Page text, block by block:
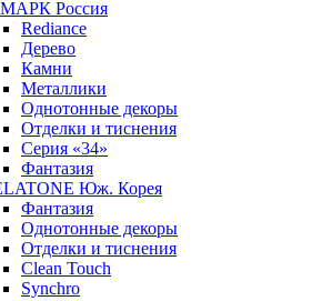
Россия
Rediance
Дерево
Камни
Металлики
Однотонные декоры
Отделки и тиснения
Серия «34»
Фантазия
Юж. Корея
Фантазия
Однотонные декоры
Отделки и тиснения
Clean Touch
Synchro